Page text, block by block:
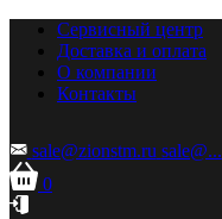
Сервисный центр
Доставка и оплата
О компании
Контакты
sale@zionstm.ru sale@...
0